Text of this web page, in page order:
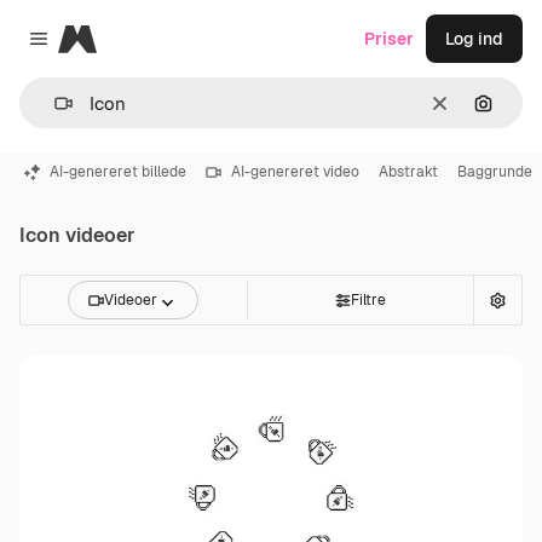
Close menu
Magnific
Klar Søg
Priser Log ind
AI-genereret billede AI-genereret video Abstrakt Baggrunde
Icon videoer
Videoer Filtre